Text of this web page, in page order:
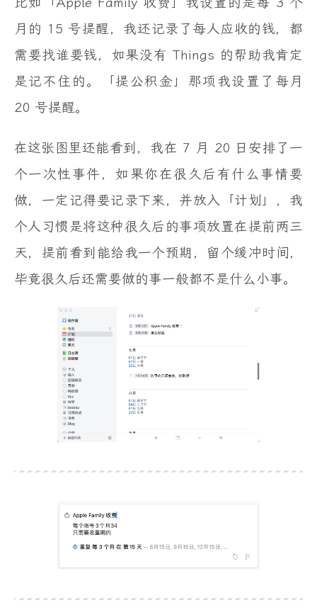
月的 15 号提醒，我还记录了每人应收的钱，都
需要找谁要钱，如果没有 Things 的帮助我肯定
是记不住的。「提公积金」那项我设置了每月
20 号提醒。
在这张图里还能看到，我在 7 月 20 日安排了一
个一次性事件，如果你在很久后有什么事情要
做，一定记得要记录下来，并放入「计划」，我
个人习惯是将这种很久后的事项放置在提前两三
天，提前看到能给我一个预期，留个缓冲时间，
毕竟很久后还需要做的事一般都不是什么小事。